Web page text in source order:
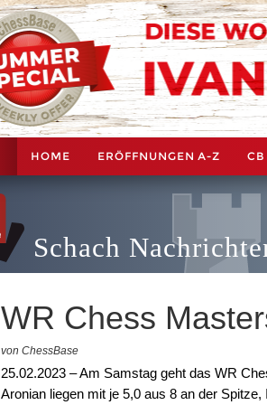
HOME ERÖFFNUNGEN A-Z
Schach
WR Chess
von ChessBase
25.02.2023 – Am Samstag geht das WR
Aronian liegen mit je 5,0 aus 8 an der